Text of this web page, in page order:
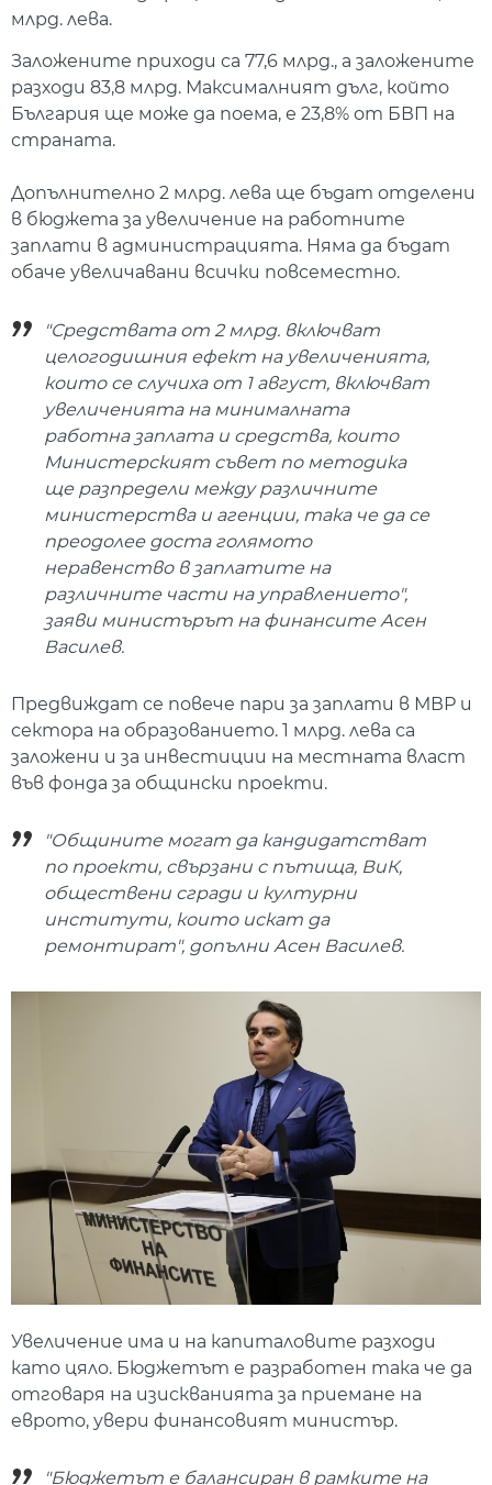
млрд. лева.
Заложените приходи са 77,6 млрд., а заложените
разходи 83,8 млрд. Максималният дълг, който
България ще може да поема, е 23,8% от БВП на
страната.
Допълнително 2 млрд. лева ще бъдат отделени
в бюджета за увеличение на работните
заплати в администрацията. Няма да бъдат
обаче увеличавани всички повсеместно.
"Средствата от 2 млрд. включват
целогодишния ефект на увеличенията,
които се случиха от 1 август, включват
увеличенията на минималната
работна заплата и средства, които
Министерският съвет по методика
ще разпредели между различните
министерства и агенции, така че да се
преодолее доста голямото
неравенство в заплатите на
различните части на управлението",
заяви министърът на финансите Асен
Василев.
Предвиждат се повече пари за заплати в МВР и
сектора на образованието. 1 млрд. лева са
заложени и за инвестиции на местната власт
във фонда за общински проекти.
"Общините могат да кандидатстват
по проекти, свързани с пътища, ВиК,
обществени сгради и културни
институти, които искат да
ремонтират", допълни Асен Василев.
Увеличение има и на капиталовите разходи
като цяло. Бюджетът е разработен така че да
отговаря на изискванията за приемане на
еврото, увери финансовият министър.
"Бюджетът е балансиран в рамките на